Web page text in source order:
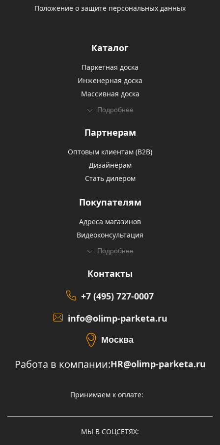
Положение о защите персональных данных
Каталог
Паркетная доска
Инженерная доска
Массивная доска
Подробнее
Партнерам
Оптовым клиентам (В2В)
Дизайнерам
Стать дилером
Покупателям
Адреса магазинов
Видеоконсультация
Подробнее
Контакты
+7 (495) 727-0007
info@olimp-parketa.ru
Москва
Работа в компании:HR@olimp-parketa.ru
Принимаем к оплате:
МЫ В СОЦСЕТЯХ: